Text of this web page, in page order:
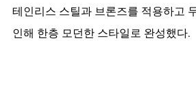
테인리스 스틸과 브론즈를 적용하고
인해 한층 모던한 스타일로 완성했다.